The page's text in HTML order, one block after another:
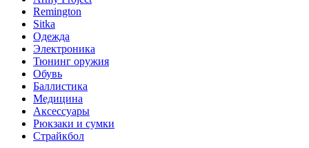
Remington
Sitka
Одежда
Электроника
Тюнинг оружия
Обувь
Баллистика
Медицина
Аксессуары
Рюкзаки и сумки
Страйкбол